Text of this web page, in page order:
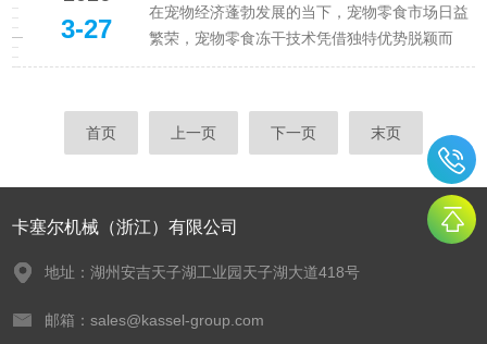
低的温度范围,为科学研究、工业生产和特殊应用
提供了可靠的技术支...
3-27
在宠物经济蓬勃发展的当下，宠物零食市场日益
繁荣，宠物零食冻干技术凭借独特优势脱颖而
出，成为众多养宠家庭和宠物食品企业关注的焦
康、美味的专属零食。宠物零食冻干技术，全称
为真空冷冻干燥技术，其核心原理基于...
首页 上一页 下一页 末页
卡塞尔机械（浙江）有限公司
地址：湖州安吉天子湖工业园天子湖大道418号
邮箱：sales@kassel-group.com